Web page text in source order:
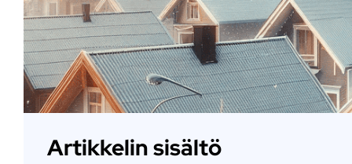
Artikkelin sisältö